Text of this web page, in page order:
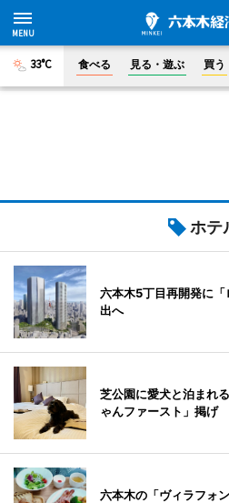
33°C 食べる 見る・遊ぶ 買う
ホテ
六本木5丁目再開発に
出へ
芝公園に愛犬と泊まれ
ゃんファースト」掲げ
六本木の「ヴィラフォ